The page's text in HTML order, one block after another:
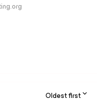
Oldest first